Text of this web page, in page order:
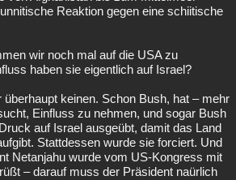
Reaktion gegen eine schiitische
wir noch mal auf die USA zu
haben sie eigentlich auf Israel?
überhaupt keinen. Schon Bush, hat – mehr
Einfluss zu nehmen, und sogar Bush
auf Israel ausgeübt, damit das Land
Stattdessen wurde sie forciert. Und
Netanjahu wurde vom US-Kongress mit
– darauf muss der Präsident naürlich